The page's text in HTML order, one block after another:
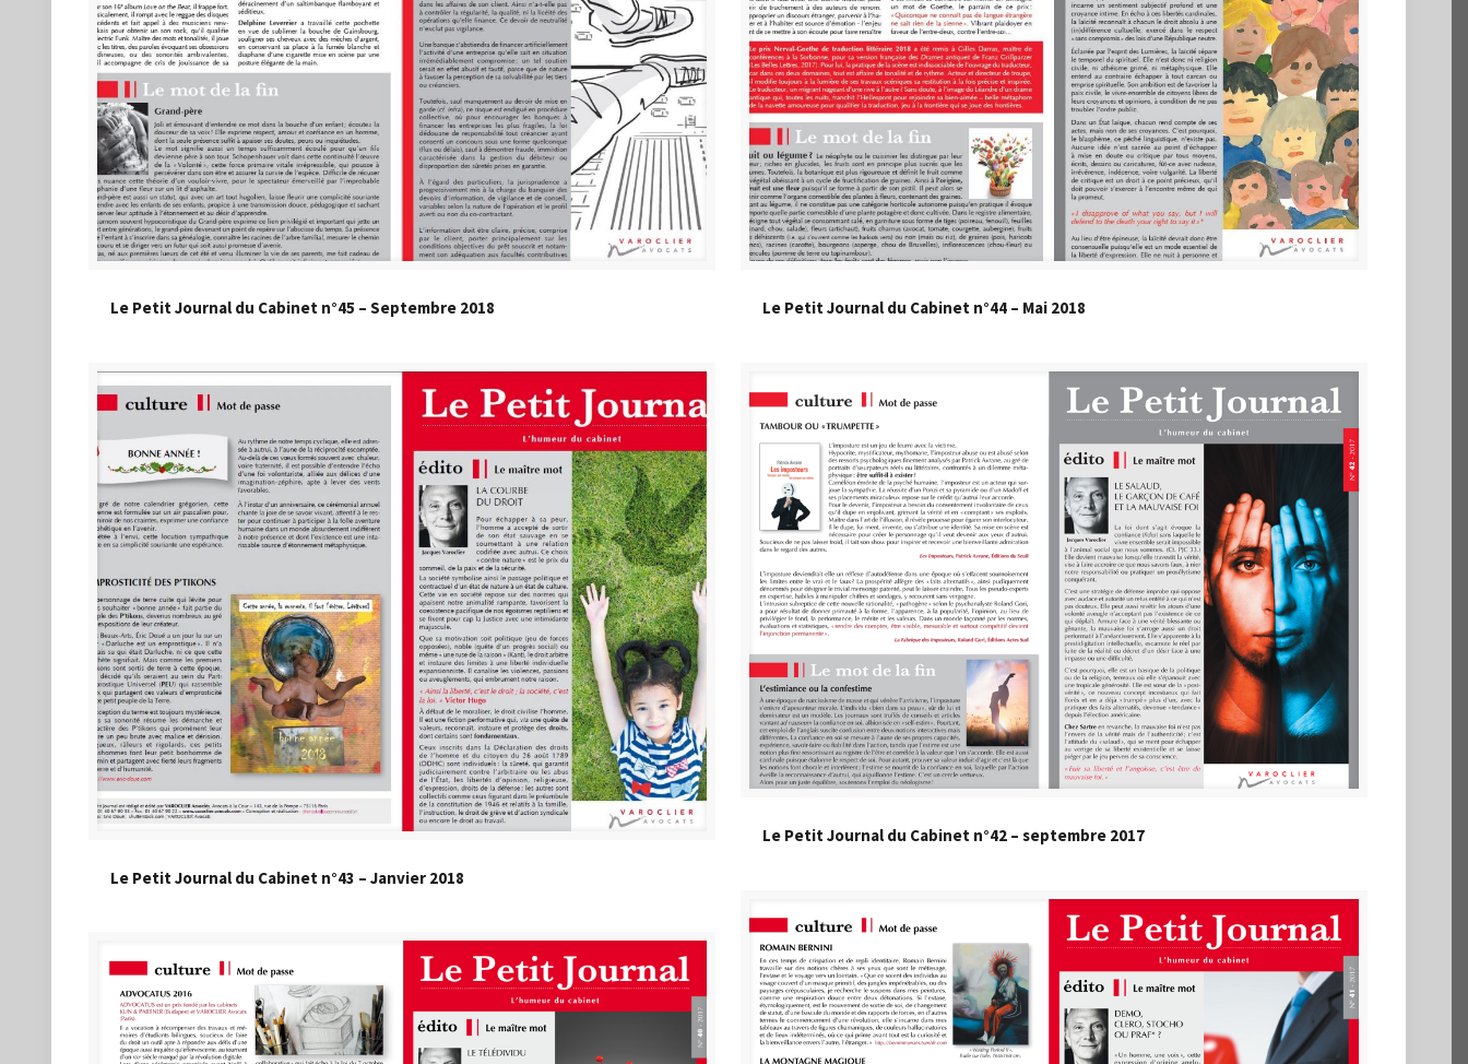
Le Petit Journal du Cabinet n°45 – Septembre 2018 Le Petit Journal du Cabinet n°44 – Mai 2018
Le Petit Journal du Cabinet n°43 – Janvier 2018
Le Petit Journal du Cabinet n°42 – septembre 2017